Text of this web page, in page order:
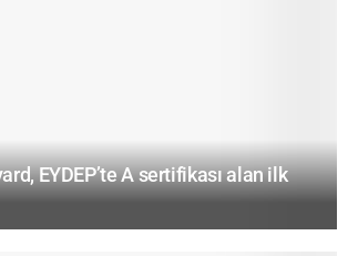
EYDEP’te A sertifikası alan ilk